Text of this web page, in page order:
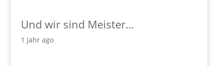
Und wir sind Meister…
1 Jahr ago